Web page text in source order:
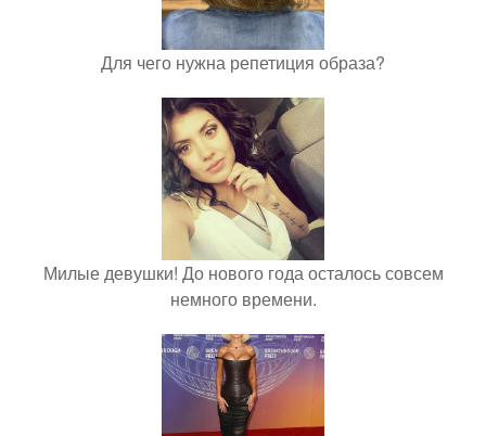
Для чего нужна репетиция образа?
Милые девушки! До нового года осталось совсем
немного времени.